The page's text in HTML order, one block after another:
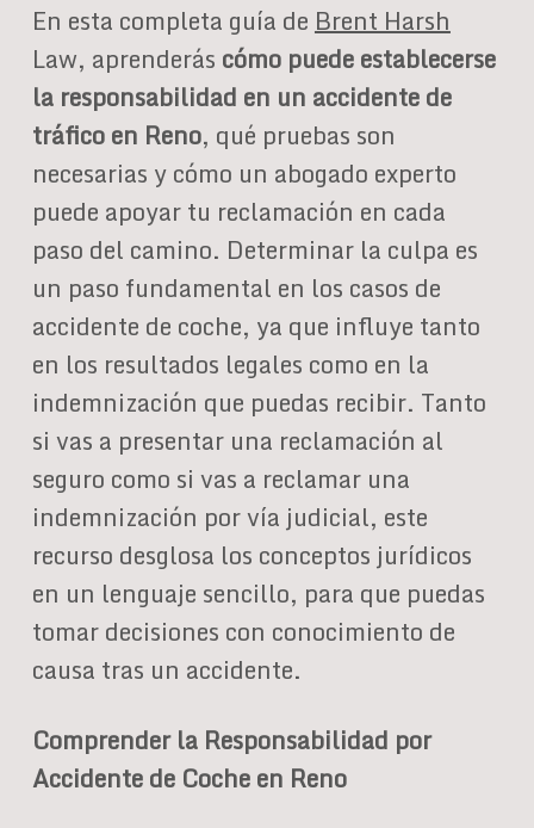
En esta completa guía deBrent Harsh
Law, aprenderás cómo puede establecerse
la responsabilidad en un accidente de
tráfico en Reno, qué pruebas son
necesarias y cómo un abogado experto
puede apoyar tu reclamación en cada
paso del camino. Determinar la culpa es
un paso fundamental en los casos de
accidente de coche, ya que influye tanto
en los resultados legales como en la
indemnización que puedas recibir. Tanto
si vas a presentar una reclamación al
seguro como si vas a reclamar una
indemnización por vía judicial, este
recurso desglosa los conceptos jurídicos
en un lenguaje sencillo, para que puedas
tomar decisiones con conocimiento de
causa tras un accidente.
Comprender la Responsabilidad por
Accidente de Coche en Reno